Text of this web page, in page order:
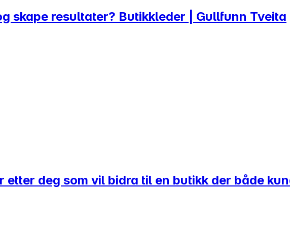
skape resultater? Butikkleder | Gullfunn Tveita
etter deg som vil bidra til en butikk der både